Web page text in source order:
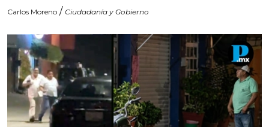
Carlos Moreno / Ciudadanía y Gobierno